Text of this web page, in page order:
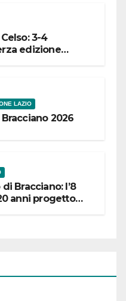
3-4
edizione
LAZIO
2026
Bracciano: l’8
anni progetto